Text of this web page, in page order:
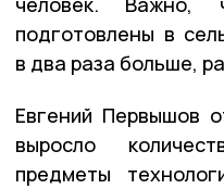
подготовлены в
в два раза больше,
Евгений Первышов
выросло
предметы